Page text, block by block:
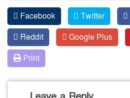
Facebook Twitter
Reddit
Google Plus
Print